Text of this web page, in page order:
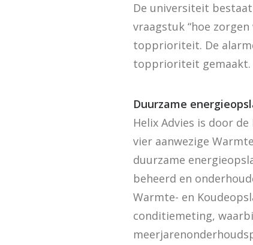
De universiteit
vraagstuk “hoe
topprioriteit. De
topprioriteit gemaakt.
Duurzame
Helix Advies is door
vier aanwezige
duurzame
beheerd en
Warmte- en
conditiemeting,